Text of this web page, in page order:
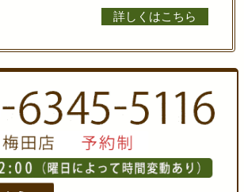
詳しくはこちら